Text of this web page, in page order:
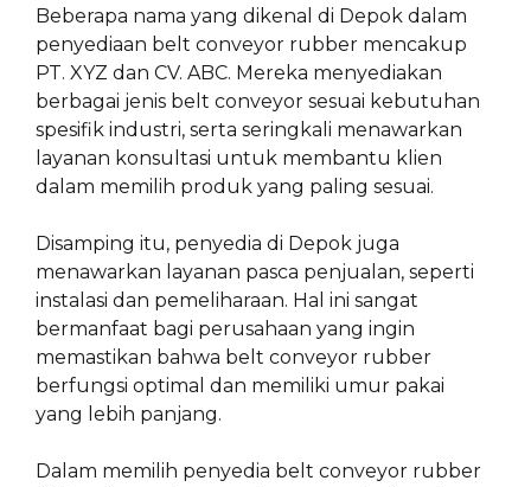
Beberapa nama yang dikenal di Depok dalam
penyediaan belt conveyor rubber mencakup
PT. XYZ dan CV. ABC. Mereka menyediakan
berbagai jenis belt conveyor sesuai kebutuhan
spesifik industri, serta seringkali menawarkan
layanan konsultasi untuk membantu klien
dalam memilih produk yang paling sesuai.
Disamping itu, penyedia di Depok juga
menawarkan layanan pasca penjualan, seperti
instalasi dan pemeliharaan. Hal ini sangat
bermanfaat bagi perusahaan yang ingin
memastikan bahwa belt conveyor rubber
berfungsi optimal dan memiliki umur pakai
yang lebih panjang.
Dalam memilih penyedia belt conveyor rubber